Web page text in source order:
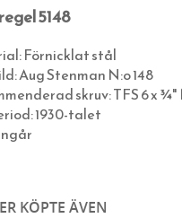
5148
Förnicklat stål
Aug Stenman N:o 148
skruv: TFS 6 x
1930-talet
KÖPTE ÄVEN